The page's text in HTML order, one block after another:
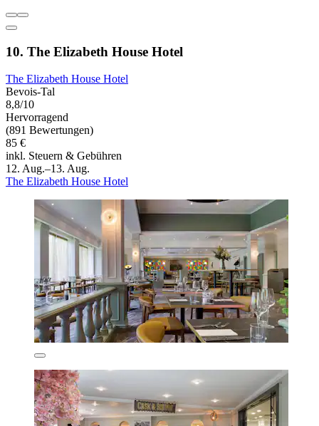
10. The Elizabeth House Hotel
The Elizabeth House Hotel
Bevois-Tal
8,8/10
Hervorragend
(891 Bewertungen)
85 €
inkl. Steuern & Gebühren
12. Aug.–13. Aug.
The Elizabeth House Hotel